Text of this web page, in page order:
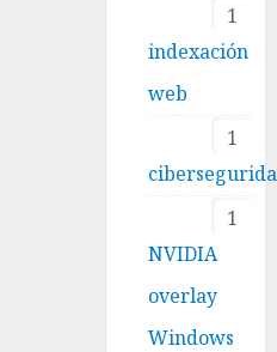
1
indexación
web
1
1
NVIDIA
overlay
Windows